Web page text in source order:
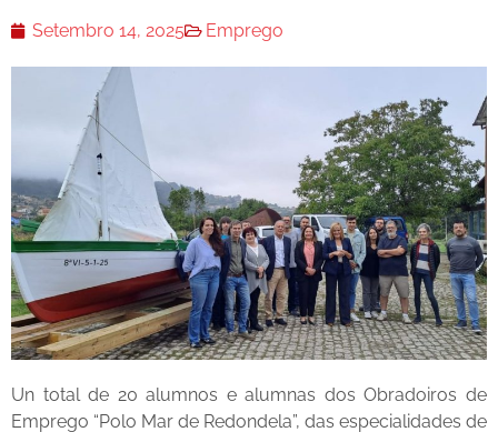
Setembro 14, 2025 Emprego
Un total de 20 alumnos e alumnas dos Obradoiros de
Emprego “Polo Mar de Redondela”, das especialidades de